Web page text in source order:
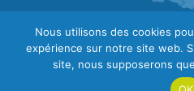
Nous utilisons des cookies
expérience sur notre site web.
site, nous supposerons